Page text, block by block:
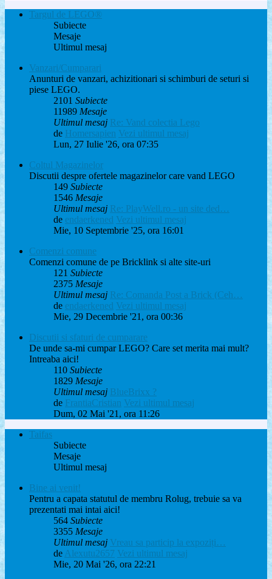
Targul de LEGO®
Subiecte
Mesaje
Ultimul mesaj
Vanzari/Cumparari
Anunturi de vanzari, achizitionari si schimburi de seturi si
piese LEGO.
2101 Subiecte
11989 Mesaje
Ultimul mesaj Re: Vand colectia Lego
de Homersapien Vezi ultimul mesaj
Lun, 27 Iulie '26, ora 07:35
Coltul Magazinelor
Discutii despre ofertele magazinelor care vand LEGO
149 Subiecte
1546 Mesaje
Ultimul mesaj Re: PlayWell.ro - un site ded…
de endaerkened Vezi ultimul mesaj
Mie, 10 Septembrie '25, ora 16:01
Comenzi comune
Comenzi comune de pe Bricklink si alte site-uri
121 Subiecte
2375 Mesaje
Ultimul mesaj Re: Comanda Post a Brick (Ceh…
de endaerkened Vezi ultimul mesaj
Mie, 29 Decembrie '21, ora 00:36
Discutii si sfaturi de cumparare
De unde sa-mi cumpar LEGO? Care set merita mai mult?
Intreaba aici!
110 Subiecte
1829 Mesaje
Ultimul mesaj BlueBrixx ?
de FrantiaCristian Vezi ultimul mesaj
Dum, 02 Mai '21, ora 11:26
Taifas
Subiecte
Mesaje
Ultimul mesaj
Bine ai venit!
Pentru a capata statutul de membru Rolug, trebuie sa va
prezentati mai intai aici!
564 Subiecte
3355 Mesaje
Ultimul mesaj Vreau sa particip la expoziți…
de Alexutu2657 Vezi ultimul mesaj
Mie, 20 Mai '26, ora 22:21